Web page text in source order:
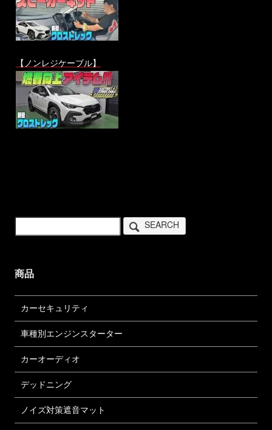
【ノンレジケーブル】
SEARCH
商品
カーセキュリティ
車種別エンジンスターター
カーオーディオ
デッドニング
ノイズ対策遮音マット